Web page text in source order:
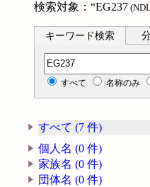
検索対象：“EG237
キーワード検索
分類記号検索
すべて 名称のみ
すべて (7 件)
個人名 (0 件)
家族名 (0 件)
団体名 (0 件)